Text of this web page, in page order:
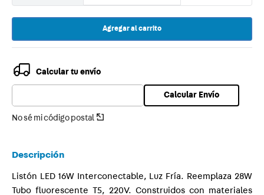
Agregar al carrito
Calcular tu envío
No sé mi código postal
Calcular Envío
Descripción
Listón LED 16W Interconectable, Luz Fría. Reemplaza 28W
Tubo fluorescente T5, 220V. Construidos con materiales
7.
smart
8.
termica
9.
10. usb